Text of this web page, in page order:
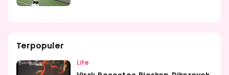
Terpopuler
Life